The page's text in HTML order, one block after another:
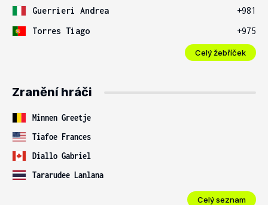
Guerrieri Andrea
+981
Torres Tiago
+975
Celý žebříček
Zranění hráči
Minnen Greetje
Tiafoe Frances
Diallo Gabriel
Tararudee Lanlana
Celý seznam